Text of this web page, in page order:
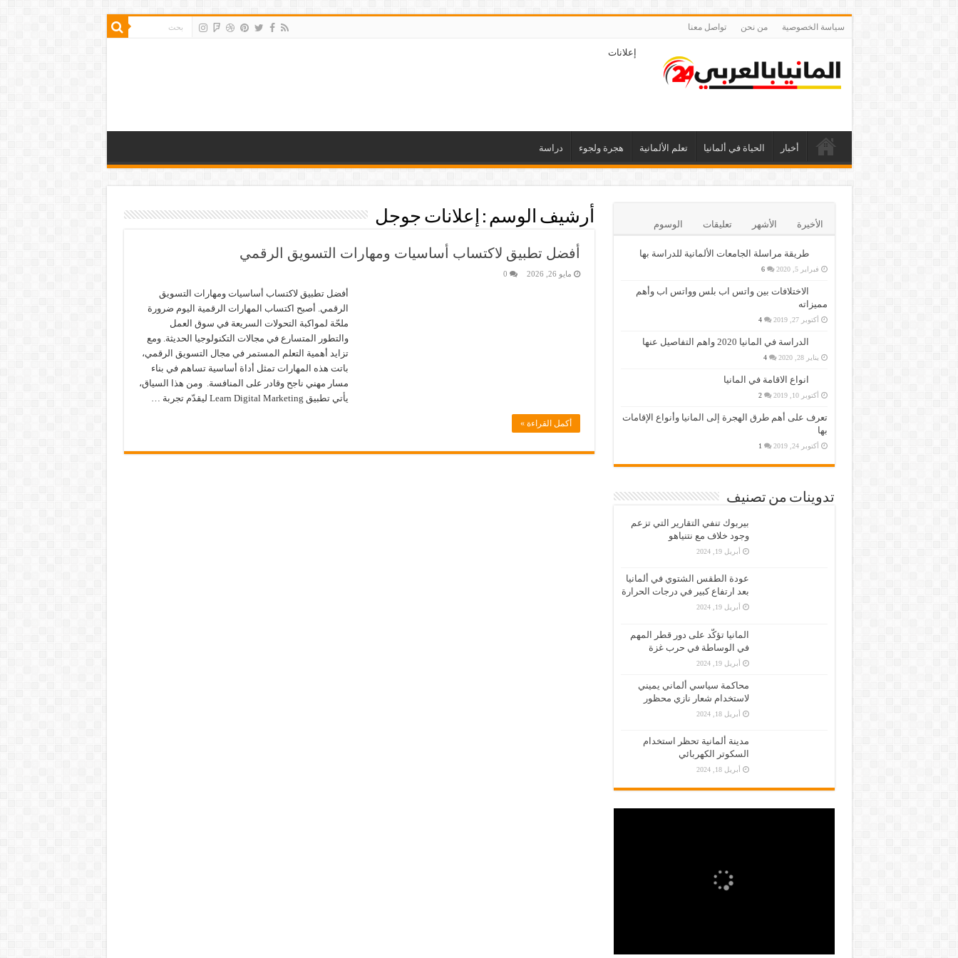
سياسة الخصوصية من نحن تواصل معنا
إعلانات
أخبار الحياة في ألمانيا تعلم الألمانية هجرة ولجوء دراسة
أرشيف الوسم : إعلانات جوجل
أفضل تطبيق لاكتساب أساسيات ومهارات التسويق الرقمي
مايو 26, 2026 0
أفضل تطبيق لاكتساب أساسيات ومهارات التسويق
الرقمي. أصبح اكتساب المهارات الرقمية اليوم ضرورة
ملحّة لمواكبة التحولات السريعة في سوق العمل
والتطور المتسارع في مجالات التكنولوجيا الحديثة. ومع
تزايد أهمية التعلم المستمر في مجال التسويق الرقمي،
باتت هذه المهارات تمثل أداة أساسية تساهم في بناء
مسار مهني ناجح وقادر على المنافسة. ومن هذا السياق،
يأتي تطبيق Learn Digital Marketing ليقدّم تجربة …
أكمل القراءة »
الأخيرة الأشهر تعليقات الوسوم
طريقة مراسلة الجامعات الألمانية للدراسة بها
فبراير 5, 2020 6
الاختلافات بين واتس اب بلس وواتس اب وأهم
مميزاته
أكتوبر 27, 2019 4
الدراسة في المانيا 2020 واهم التفاصيل عنها
يناير 28, 2020 4
انواع الاقامة في المانيا
أكتوبر 10, 2019 2
تعرف على أهم طرق الهجرة إلى المانيا وأنواع الإقامات
بها
أكتوبر 24, 2019 1
تدوينات من تصنيف
بيربوك تنفي التقارير التي تزعم
وجود خلاف مع نتنياهو
أبريل 19, 2024
عودة الطقس الشتوي في ألمانيا
بعد ارتفاع كبير في درجات الحرارة
أبريل 19, 2024
المانيا تؤكّد على دور قطر المهم
في الوساطة في حرب غزة
أبريل 19, 2024
محاكمة سياسي ألماني يميني
لاستخدام شعار نازي محظور
أبريل 18, 2024
مدينة ألمانية تحظر استخدام
السكوتر الكهربائي
أبريل 18, 2024